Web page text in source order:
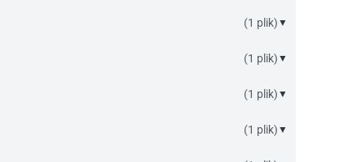
(1 plik) ▼
(1 plik) ▼
(1 plik) ▼
(1 plik) ▼